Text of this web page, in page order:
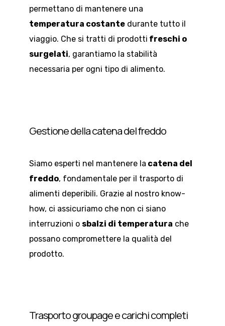
permettano di mantenere una
temperatura costante durante tutto il
viaggio. Che si tratti di prodotti freschi o
surgelati, garantiamo la stabilità
necessaria per ogni tipo di alimento.
Gestione della catena del freddo
Siamo esperti nel mantenere la catena del
freddo, fondamentale per il trasporto di
alimenti deperibili. Grazie al nostro know-
how, ci assicuriamo che non ci siano
interruzioni o sbalzi di temperatura che
possano compromettere la qualità del
prodotto.
Trasporto groupage e carichi completi